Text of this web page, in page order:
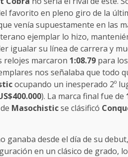
favorito en pleno giro de la
venía supuestamente en las
ejemplar lo hizo,
igualar su línea de carrera y
relojes marcaron 1:08.79 para
nos señalaba que todo
ocupando un inesperado 2º
). La marca final fue de
Masochisticse clásificó
ganaba desde el día de su
en un clásico de grado,